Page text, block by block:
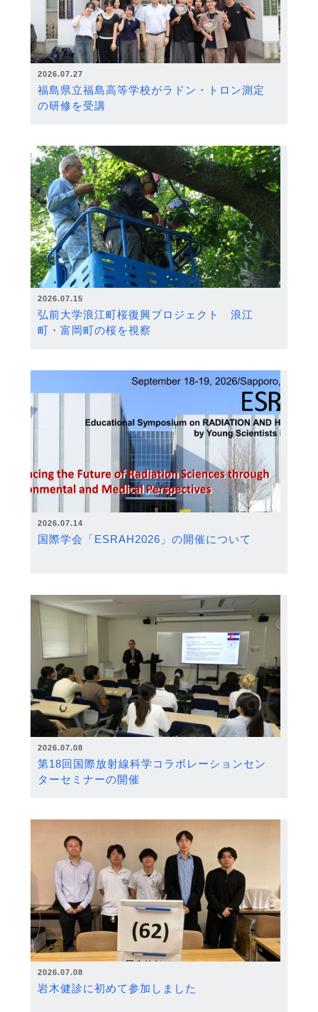
2026.07.27
福島県立福島高等学校がラドン・トロン測定
の研修を受講
2026.07.15
弘前大学浪江町桜復興プロジェクト 浪江
町・富岡町の桜を視察
2026.07.14
国際学会「ESRAH2026」の開催について
2026.07.08
第18回国際放射線科学コラボレーションセン
ターセミナーの開催
2026.07.08
岩木健診に初めて参加しました